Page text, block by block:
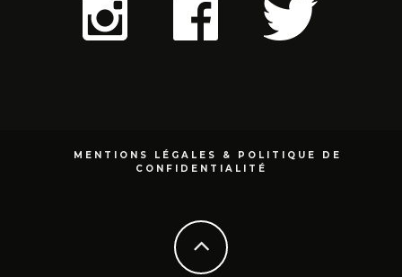
MENTIONS LÉGALES & POLITIQUE DE
CONFIDENTIALITÉ